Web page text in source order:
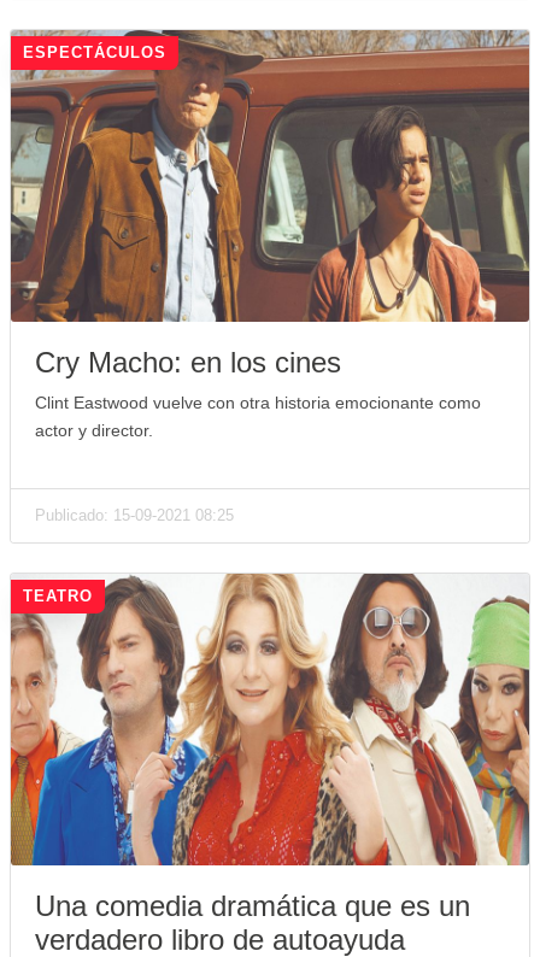
ESPECTÁCULOS
Cry Macho: en los cines
Clint Eastwood vuelve con otra historia emocionante como
actor y director.
Publicado: 15-09-2021 08:25
TEATRO
Una comedia dramática que es un
verdadero libro de autoayuda